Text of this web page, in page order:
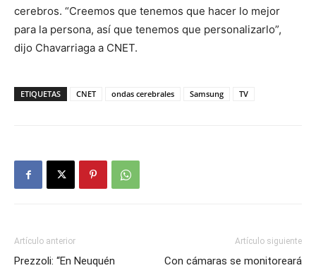
cerebros. “Creemos que tenemos que hacer lo mejor
para la persona, así que tenemos que personalizarlo”,
dijo Chavarriaga a CNET.
ETIQUETAS CNET ondas cerebrales Samsung TV
Artículo anterior
Prezzoli: “En Neuquén
Artículo siguiente
Con cámaras se monitoreará